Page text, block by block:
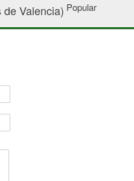
Valencia) Popular